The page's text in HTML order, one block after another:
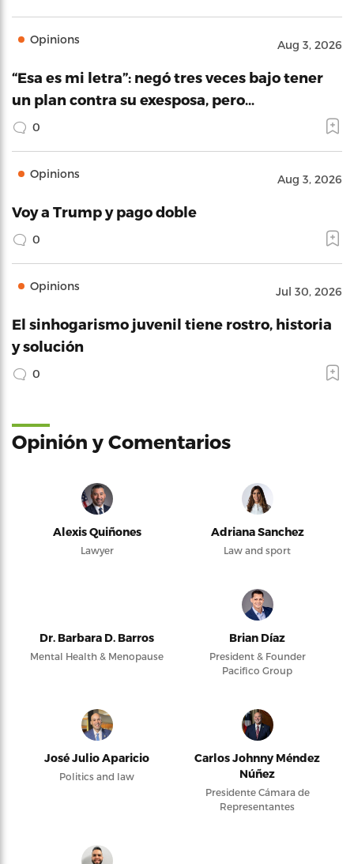
Opinions Aug 3, 2026
“Esa es mi letra”: negó tres veces bajo tener
un plan contra su exesposa, pero…
0
Opinions Aug 3, 2026
Voy a Trump y pago doble
0
Opinions Jul 30, 2026
El sinhogarismo juvenil tiene rostro, historia
y solución
0
Opinión y Comentarios
Alexis Quiñones
Lawyer
Adriana Sanchez
Law and sport
Dr. Barbara D. Barros
Mental Health & Menopause
Brian Díaz
President & Founder
Pacifico Group
José Julio Aparicio
Politics and law
Carlos Johnny Méndez
Núñez
Presidente Cámara de
Representantes